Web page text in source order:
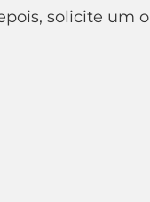
solicite um